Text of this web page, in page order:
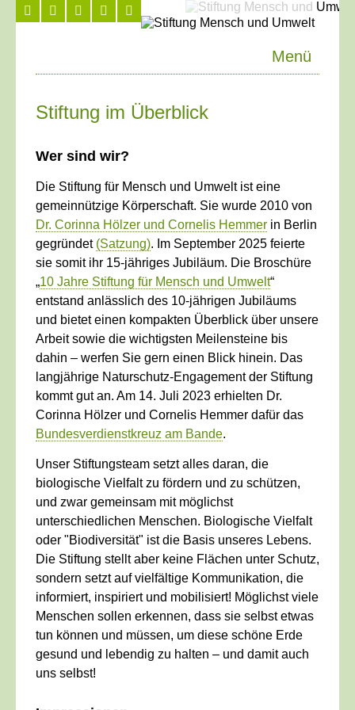
Menü
Stiftung im Überblick
Wer sind wir?
Die Stiftung für Mensch und Umwelt ist eine
gemeinnützige Körperschaft. Sie wurde 2010 von
Dr. Corinna Hölzer und Cornelis Hemmer in Berlin
gegründet (Satzung). Im September 2025 feierte
sie somit ihr 15-jähriges Jubiläum. Die Broschüre
„10 Jahre Stiftung für Mensch und Umwelt“
entstand anlässlich des 10-jährigen Jubiläums
und bietet einen kompakten Überblick über unsere
Arbeit sowie die wichtigsten Meilensteine bis
dahin – werfen Sie gern einen Blick hinein. Das
langjährige Naturschutz-Engagement der Stiftung
kommt gut an. Am 14. Juli 2023 erhielten Dr.
Corinna Hölzer und Cornelis Hemmer dafür das
Bundesverdienstkreuz am Bande.
Unser Stiftungsteam setzt alles daran, die
biologische Vielfalt zu fördern und zu schützen,
und zwar gemeinsam mit möglichst
unterschiedlichen Menschen. Biologische Vielfalt
oder "Biodiversität" ist die Basis unseres Lebens.
Die Stiftung stellt aber keine Flächen unter Schutz,
sondern setzt auf vielfältige Kommunikation, die
informiert, inspiriert und mobilisiert! Möglichst viele
Menschen sollen erkennen, dass sie selbst etwas
tun können und müssen, um diese schöne Erde
gesund und lebendig zu halten – und damit auch
uns selbst!